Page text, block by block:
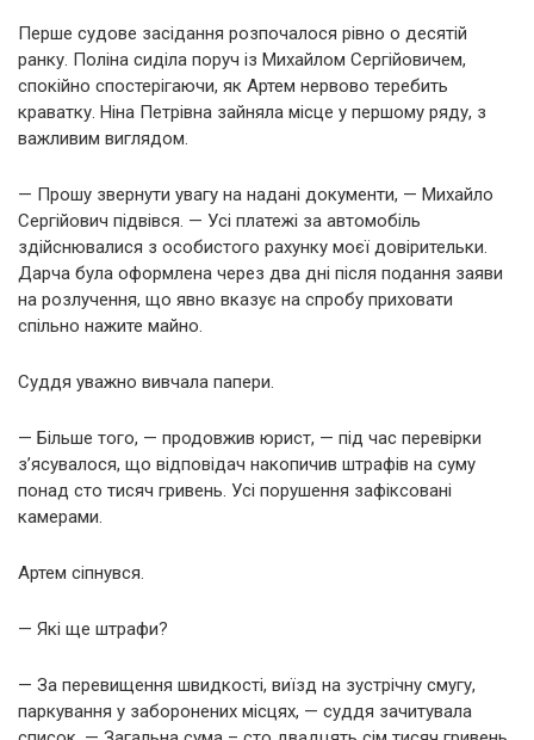
Перше судове засідання розпочалося рівно о десятій
ранку. Поліна сиділа поруч із Михайлом Сергійовичем,
спокійно спостерігаючи, як Артем нервово теребить
краватку. Ніна Петрівна зайняла місце у першому ряду, з
важливим виглядом.
— Прошу звернути увагу на надані документи, — Михайло
Сергійович підвівся. — Усі платежі за автомобіль
здійснювалися з особистого рахунку моєї довірительки.
Дарча була оформлена через два дні після подання заяви
на розлучення, що явно вказує на спробу приховати
спільно нажите майно.
Суддя уважно вивчала папери.
— Більше того, — продовжив юрист, — під час перевірки
з’ясувалося, що відповідач накопичив штрафів на суму
понад сто тисяч гривень. Усі порушення зафіксовані
камерами.
Артем сіпнувся.
— Які ще штрафи?
— За перевищення швидкості, виїзд на зустрічну смугу,
паркування у заборонених місцях, — суддя зачитувала